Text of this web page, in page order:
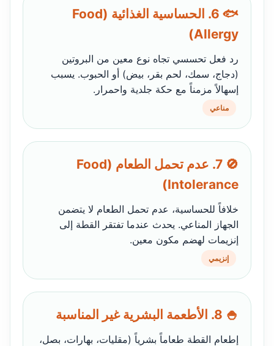
🐟 6. الحساسية الغذائية (Food
Allergy)
رد فعل تحسسي تجاه نوع معين من البروتين
(دجاج، سمك، لحم بقر، بيض) أو الحبوب. يسبب
إسهالاً مزمناً مع حكة جلدية واحمرار.
مناعي
🚫 7. عدم تحمل الطعام (Food
Intolerance)
خلافاً للحساسية، عدم تحمل الطعام لا يتضمن
الجهاز المناعي. يحدث عندما تفتقر القطة إلى
إنزيمات لهضم مكون معين.
إنزيمي
🍚 8. الأطعمة البشرية غير المناسبة
إطعام القطة طعاماً بشرياً (مقليات، بهارات، بصل،